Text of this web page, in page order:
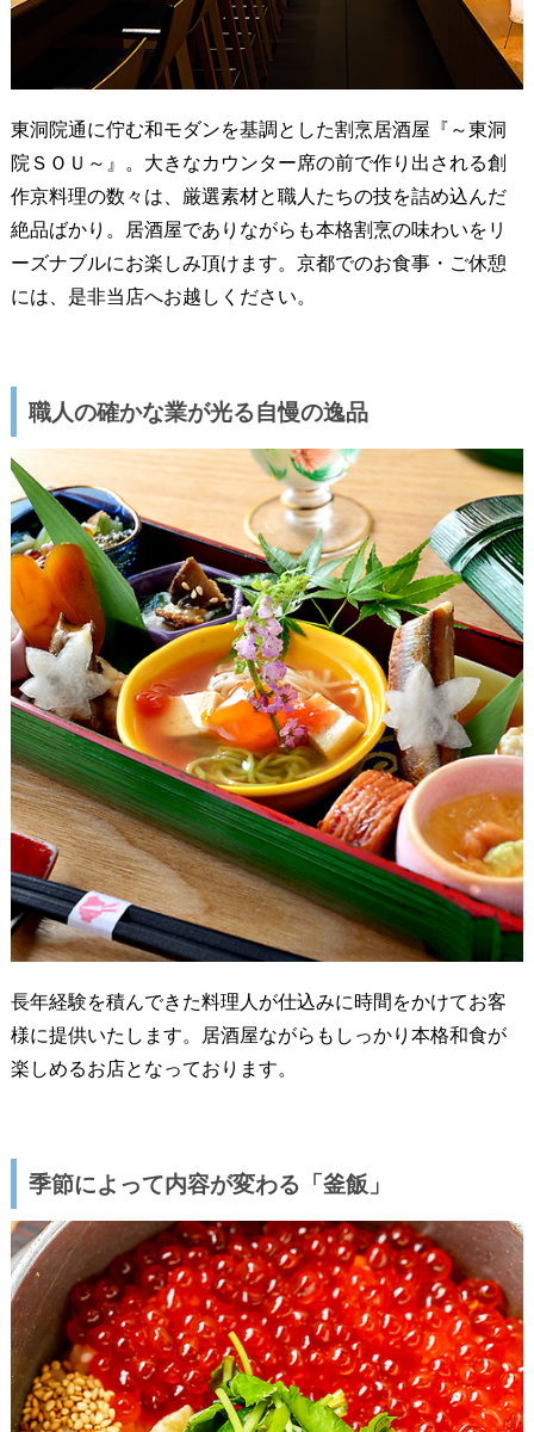
東洞院通に佇む和モダンを基調とした割烹居酒屋『～東洞
院ＳＯＵ～』。大きなカウンター席の前で作り出される創
作京料理の数々は、厳選素材と職人たちの技を詰め込んだ
絶品ばかり。居酒屋でありながらも本格割烹の味わいをリ
ーズナブルにお楽しみ頂けます。京都でのお食事・ご休憩
には、是非当店へお越しください。
職人の確かな業が光る自慢の逸品
長年経験を積んできた料理人が仕込みに時間をかけてお客
様に提供いたします。居酒屋ながらもしっかり本格和食が
楽しめるお店となっております。
季節によって内容が変わる「釜飯」